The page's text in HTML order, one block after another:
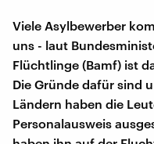
Viele Asylbewerber
uns - laut
Flüchtlinge (Bamf) ist
Die Gründe dafür sind
Ländern haben die
Personalausweis